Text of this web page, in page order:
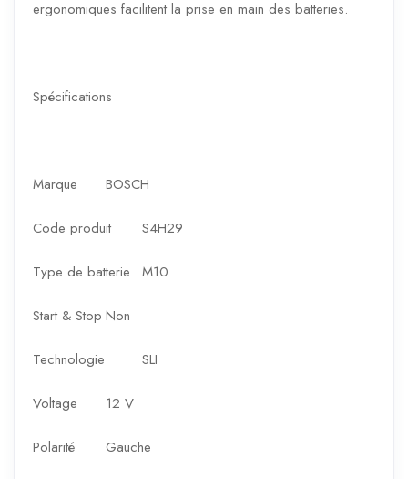
ergonomiques facilitent la prise en main des batteries.
Spécifications
Marque BOSCH
Code produit S4H29
Type de batterie M10
Start & Stop Non
Technologie SLI
Voltage 12 V
Polarité Gauche